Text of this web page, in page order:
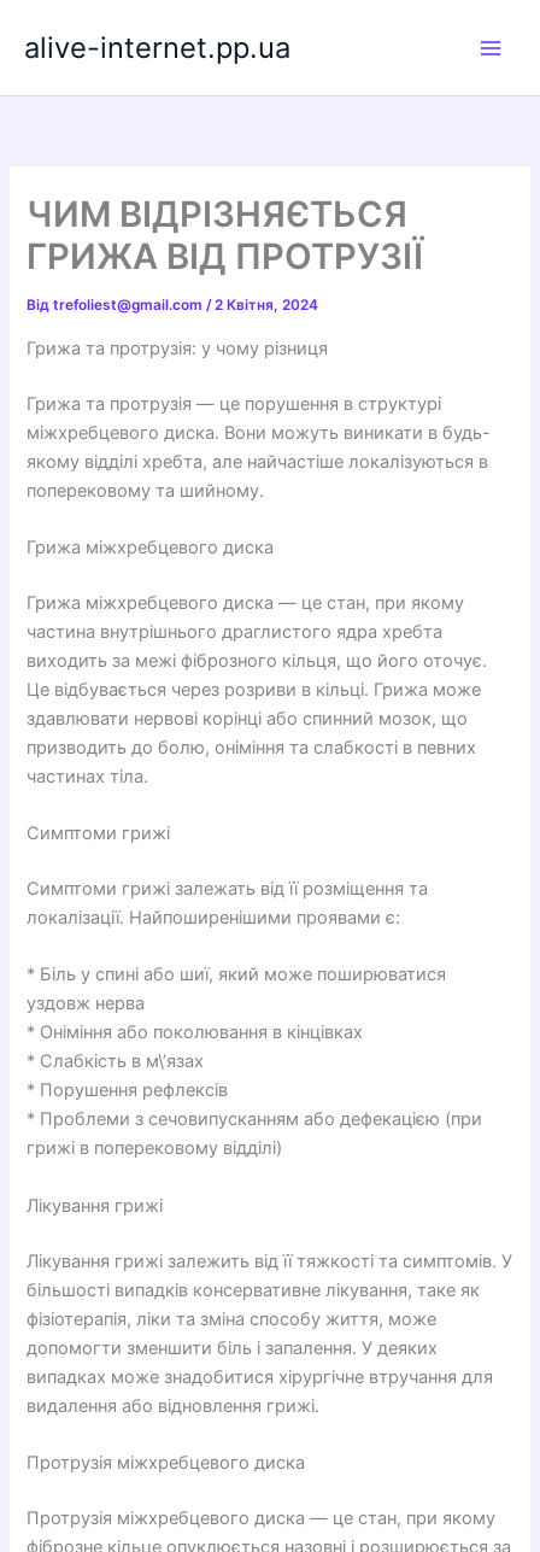
alive-internet.pp.ua
ЧИМ ВІДРІЗНЯЄТЬСЯ
ГРИЖА ВІД ПРОТРУЗІЇ
Відtrefoliest@gmail.com/2 Квітня, 2024
Грижа та протрузія: у чому різниця
Грижа та протрузія — це порушення в структурі
міжхребцевого диска. Вони можуть виникати в будь-
якому відділі хребта, але найчастіше локалізуються в
поперековому та шийному.
Грижа міжхребцевого диска
Грижа міжхребцевого диска — це стан, при якому
частина внутрішнього драглистого ядра хребта
виходить за межі фіброзного кільця, що його оточує.
Це відбувається через розриви в кільці. Грижа може
здавлювати нервові корінці або спинний мозок, що
призводить до болю, оніміння та слабкості в певних
частинах тіла.
Симптоми грижі
Симптоми грижі залежать від її розміщення та
локалізації. Найпоширенішими проявами є:
* Біль у спині або шиї, який може поширюватися
уздовж нерва
* Оніміння або поколювання в кінцівках
* Слабкість в м\’язах
* Порушення рефлексів
* Проблеми з сечовипусканням або дефекацією (при
грижі в поперековому відділі)
Лікування грижі
Лікування грижі залежить від її тяжкості та симптомів. У
більшості випадків консервативне лікування, таке як
фізіотерапія, ліки та зміна способу життя, може
допомогти зменшити біль і запалення. У деяких
випадках може знадобитися хірургічне втручання для
видалення або відновлення грижі.
Протрузія міжхребцевого диска
Протрузія міжхребцевого диска — це стан, при якому
фіброзне кільце опуклюється назовні і розширюється за